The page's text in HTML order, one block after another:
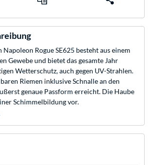
Rogue SE625 besteht aus einem
Gewebe und bietet das gesamte Jahr
Wetterschutz, auch gegen UV-Strahlen.
Riemen inklusive Schnalle an den
genaue Passform erreicht. Die Haube
Schimmelbildung vor.